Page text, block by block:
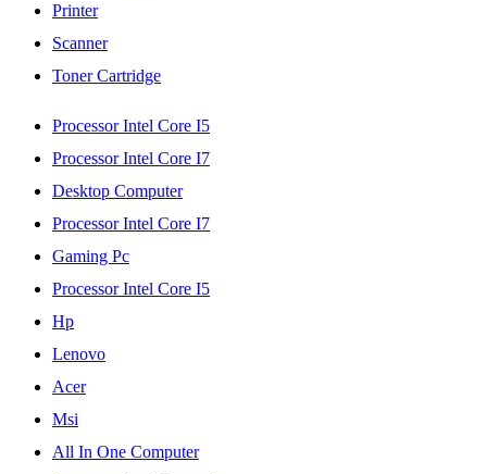
Printer
Scanner
Toner Cartridge
Processor Intel Core I5
Processor Intel Core I7
Desktop Computer
Processor Intel Core I7
Gaming Pc
Processor Intel Core I5
Hp
Lenovo
Acer
Msi
All In One Computer